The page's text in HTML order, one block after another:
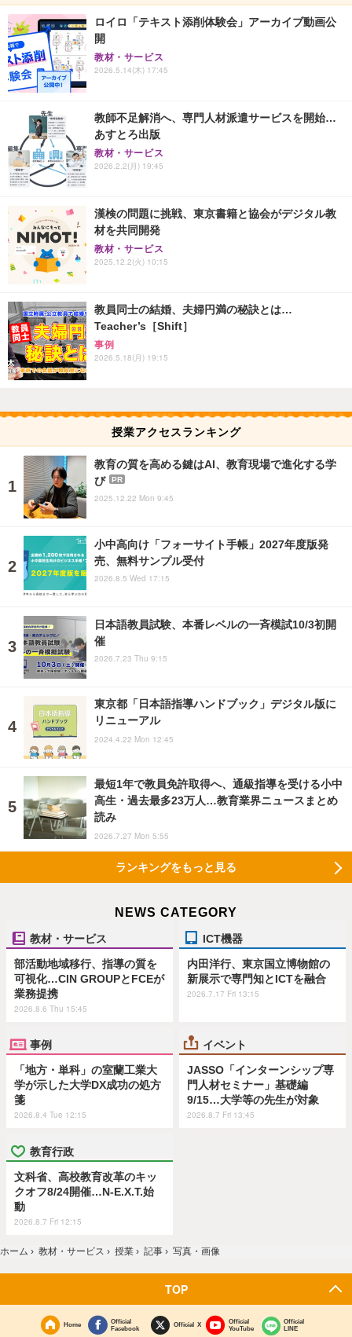
ロイロ「テキスト添削体験会」アーカイブ動画公
開
教材・サービス
2026.5.14(木) 17:45
教師不足解消へ、専門人材派遣サービスを開始…
あすとろ出版
教材・サービス
2026.2.2(月) 19:45
漢検の問題に挑戦、東京書籍と協会がデジタル教
材を共同開発
教材・サービス
2025.12.2(火) 10:15
教員同士の結婚、夫婦円満の秘訣とは…
Teacher’s［Shift］
事例
2026.5.18(月) 19:15
授業アクセスランキング
教育の質を高める鍵はAI、教育現場で進化する学
び
PR
2025.12.22 Mon 9:45
小中高向け「フォーサイト手帳」2027年度版発
売、無料サンプル受付
2026.8.5 Wed 17:15
日本語教員試験、本番レベルの一斉模試10/3初開
催
2026.7.23 Thu 9:15
東京都「日本語指導ハンドブック」デジタル版に
リニューアル
2024.4.22 Mon 12:45
最短1年で教員免許取得へ、通級指導を受ける小中
高生・過去最多23万人…教育業界ニュースまとめ
読み
2026.7.27 Mon 5:55
ランキングをもっと見る
NEWS CATEGORY
教材・サービス
部活動地域移行、指導の質を
可視化…CIN GROUPとFCEが
業務提携
2026.8.6 Thu 15:45
ICT機器
内田洋行、東京国立博物館の
新展示で専門知とICTを融合
2026.7.17 Fri 13:15
事例
「地方・単科」の室蘭工業大
学が示した大学DX成功の処方
箋
2026.8.4 Tue 12:15
イベント
JASSO「インターンシップ専
門人材セミナー」基礎編
9/15…大学等の先生が対象
2026.8.7 Fri 13:45
教育行政
文科省、高校教育改革のキッ
クオフ8/24開催…N-E.X.T.始
動
2026.8.7 Fri 12:15
ホーム › 教材・サービス › 授業 › 記事 › 写真・画像
TOP
Home
Official
Facebook
Official X
Official
YouTube
Official
LINE